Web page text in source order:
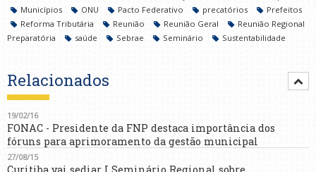
Municípios
ONU Pacto Federativo precatórios
Prefeitos
Reforma Tributária
Reunião Reunião Geral
Reunião Regional
Preparatória
saúde Sebrae Seminário Sustentabilidade
Relacionados
19/02/16
FONAC - Presidente da FNP destaca importância dos
fóruns para aprimoramento da gestão municipal
27/08/15